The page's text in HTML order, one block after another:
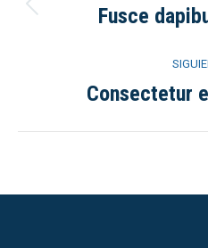
entre
Fusce
Consectetur